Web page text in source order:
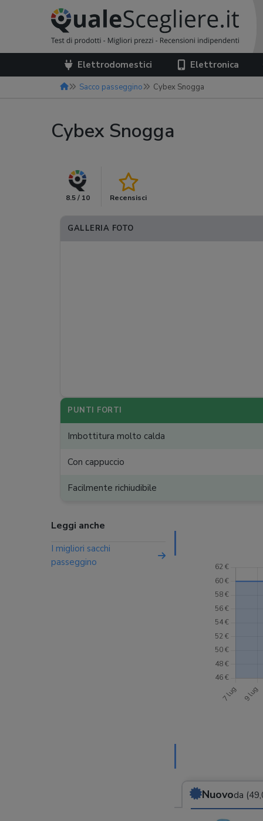
Elettrodomestici Elettronica
Sacco passeggino Cybex Snogga
Cybex Snogga
8.5 / 10 Recensisci
GALLERIA FOTO
PUNTI FORTI
Imbottitura molto calda
Con cappuccio
Facilmente richiudibile
Nuovoda
Leggi anche
I migliori sacchi
passeggino